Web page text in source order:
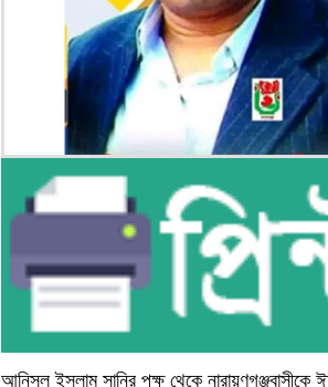
আনিসুল ইসলাম সানির পক্ষ থেকে